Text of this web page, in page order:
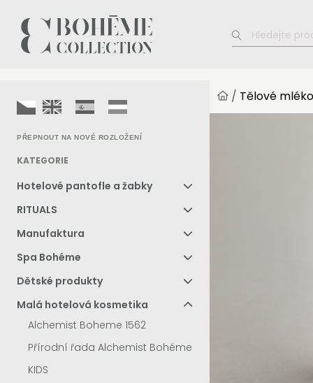
PŘEPNOUT NA NOVÉ ROZLOŽENÍ
KATEGORIE
Hotelové pantofle a žabky
RITUALS
Manufaktura
Spa Bohéme
Dětské produkty
Malá hotelová kosmetika
Alchemist Boheme 1562
Přírodní řada Alchemist Bohéme
KIDS
/ Tělové